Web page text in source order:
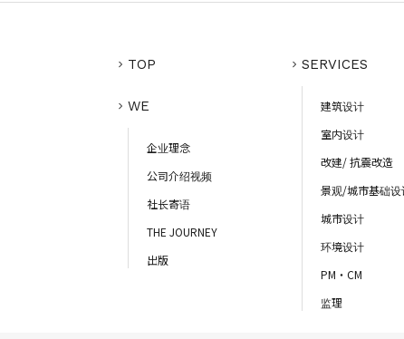
TOP
WE
企业理念
公司介绍视频
社长寄语
THE JOURNEY
出版
SERVICES
建筑设计
室内设计
改建/ 抗震改造
景观/城市基础设
城市设计
环境设计
PM・CM
监理